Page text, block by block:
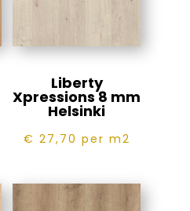
Liberty
Xpressions 8 mm
Helsinki
€ 27,70 per m2